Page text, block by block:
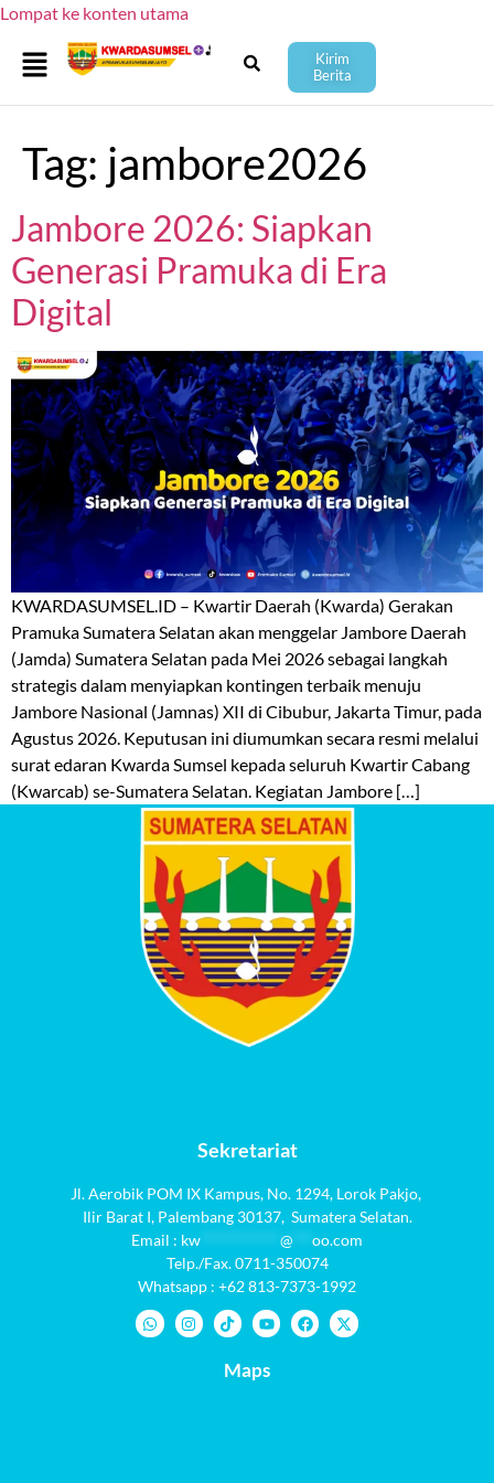
Lompat ke konten utama
Kirim
Berita
Tag: jambore2026
Jambore 2026: Siapkan
Generasi Pramuka di Era
Digital
KWARDASUMSEL.ID – Kwartir Daerah (Kwarda) Gerakan
Pramuka Sumatera Selatan akan menggelar Jambore Daerah
(Jamda) Sumatera Selatan pada Mei 2026 sebagai langkah
strategis dalam menyiapkan kontingen terbaik menuju
Jambore Nasional (Jamnas) XII di Cibubur, Jakarta Timur, pada
Agustus 2026. Keputusan ini diumumkan secara resmi melalui
surat edaran Kwarda Sumsel kepada seluruh Kwartir Cabang
(Kwarcab) se-Sumatera Selatan. Kegiatan Jambore […]
Sekretariat
Jl. Aerobik POM IX Kampus, No. 1294, Lorok Pakjo,
Ilir Barat I, Palembang 30137, Sumatera Selatan.
Email : kw @
oo.com
Telp./Fax. 0711-350074
Whatsapp : +62 813-7373-1992
Maps